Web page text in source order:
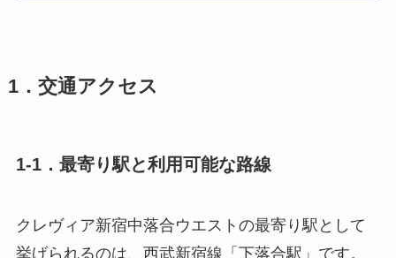
1．交通アクセス
1-1．最寄り駅と利用可能な路線
クレヴィア新宿中落合ウエストの最寄り駅として
挙げられるのは、西武新宿線「下落合駅」です。